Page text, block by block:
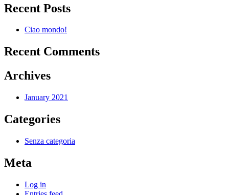
Recent Posts
Ciao mondo!
Recent Comments
Archives
January 2021
Categories
Senza categoria
Meta
Log in